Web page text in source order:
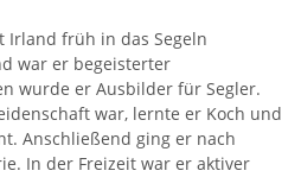
Irland früh in das Segeln
war er begeisterter
wurde er Ausbilder für Segler.
war, lernte er Koch und
Anschließend ging er nach
In der Freizeit war er aktiver